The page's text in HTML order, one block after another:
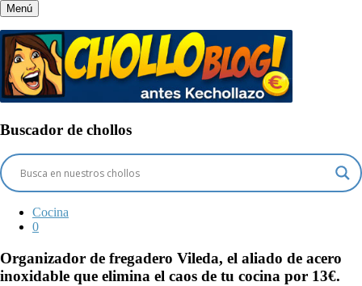
Menú
Buscador de chollos
Cocina
0
Organizador de fregadero Vileda, el aliado de acero
inoxidable que elimina el caos de tu cocina por 13€.